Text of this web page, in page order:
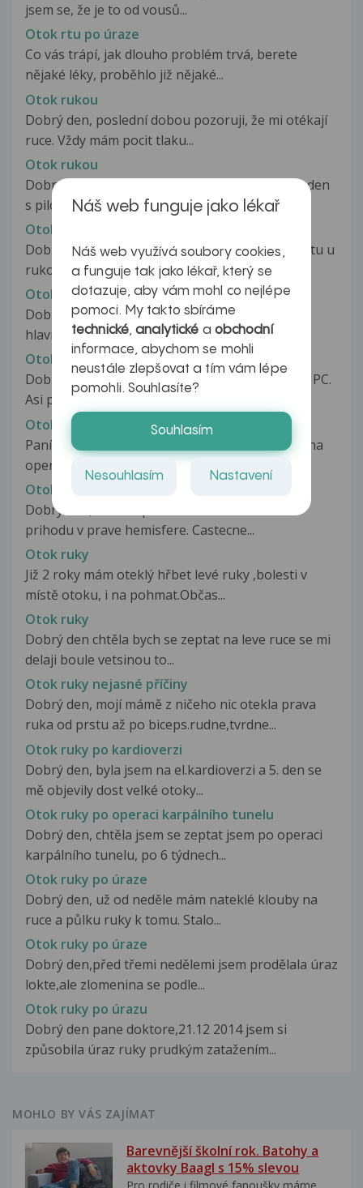
jsem se, že je to od vousů...
Otok rtu po úraze
Co vás trápí, jak dlouho problém trvá, berete
nějaké léky, proběhlo již nějaké...
Otok rukou
Dobrý den, poslední dobou pozoruji, že mi otékají
ruce. Vždy mám pocit tlaku...
Otok rukou
Dobrý den. Loni v listopadu jsem pracoval celý den
s pilou. Držel jsem ji v...
Otok rukou
Dobrý den, Již zhruba 5 mesicu trpim otoky prstu u
rukou. Velmi casto me boli...
Otok rukou, kloubů
Dobrý den, tři měsíce jsem fyzicky pracovala,
hlavně jsem zatížila ruce (údržba...
Otok ruky
Dobrý den, pracuji celý den ( cca 12 hod.) s myší PC.
Asi před týdnem mě otekl...
Otok ruky
Paní doktorko, mám dotaz:pred 2 lety jsem byl na
operaci levé ledviny se zhoubným...
Otok ruky
Dobry den, tatinek prodelal mozkovou cevni
prihodu v prave hemisfere. Castecne...
Otok ruky
Již 2 roky mám oteklý hřbet levé ruky ,bolesti v
místě otoku, i na pohmat.Občas...
Otok ruky
Dobrý den chtěla bych se zeptat na leve ruce se mi
delaji boule vetsinou to...
Otok ruky nejasné příčiny
Dobrý den, mojí mámě z ničeho nic otekla prava
ruka od prstu až po biceps.rudne,tvrdne...
Otok ruky po kardioverzi
Dobrý den, byla jsem na el.kardioverzi a 5. den se
mě objevily dost velké otoky...
Otok ruky po operaci karpálního tunelu
Dobrý den, chtěla jsem se zeptat jsem po operaci
karpálního tunelu, po 6 týdnech...
Otok ruky po úraze
Dobrý den, už od neděle mám nateklé klouby na
ruce a půlku ruky k tomu. Stalo...
Otok ruky po úraze
Dobrý den,před třemi nedělemi jsem prodělala úraz
lokte,ale zlomenina se podle...
Otok ruky po úrazu
Dobrý den pane doktore,21.12 2014 jsem si
způsobila úraz ruky prudkým zatažením...
MOHLO BY VÁS ZAJÍMAT
Barevnější školní rok. Batohy a
aktovky Baagl s 15% slevou
Náš web funguje jako lékař
Náš web využívá soubory cookies,
a funguje tak jako lékař, který se
dotazuje, aby vám mohl co nejlépe
pomoci. My takto sbíráme
technické,analytické a obchodní
informace, abychom se mohli
neustále zlepšovat a tím vám lépe
pomohli. Souhlasíte?
Souhlasím
Nesouhlasím Nastavení